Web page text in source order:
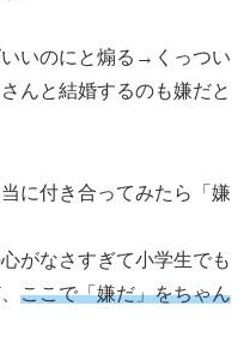
いのにと煽る→くっつい
んと結婚するのも嫌だと
に付き合ってみたら「嫌
がなさすぎて小学生でも
ここで「嫌だ」をちゃん